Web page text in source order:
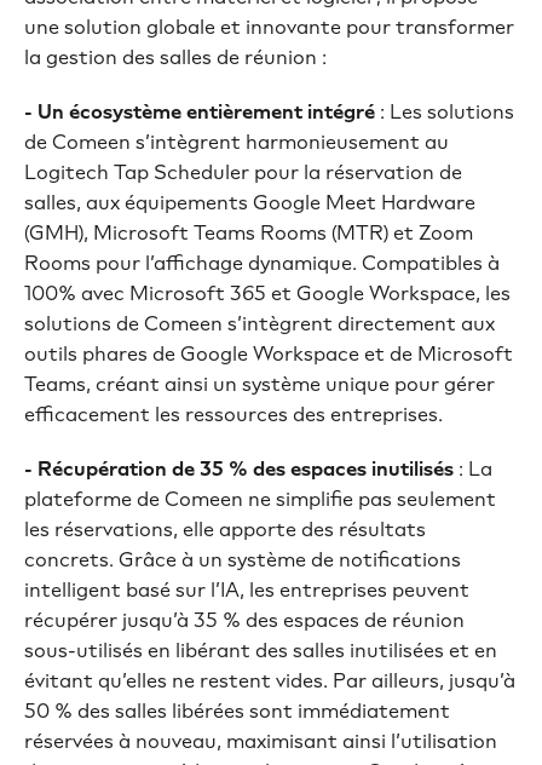
une solution globale et innovante pour transformer
la gestion des salles de réunion :
- Un écosystème entièrement intégré : Les solutions
de Comeen s’intègrent harmonieusement au
Logitech Tap Scheduler pour la réservation de
salles, aux équipements Google Meet Hardware
(GMH), Microsoft Teams Rooms (MTR) et Zoom
Rooms pour l’affichage dynamique. Compatibles à
100% avec Microsoft 365 et Google Workspace, les
solutions de Comeen s’intègrent directement aux
outils phares de Google Workspace et de Microsoft
Teams, créant ainsi un système unique pour gérer
efficacement les ressources des entreprises.
- Récupération de 35 % des espaces inutilisés : La
plateforme de Comeen ne simplifie pas seulement
les réservations, elle apporte des résultats
concrets. Grâce à un système de notifications
intelligent basé sur l’IA, les entreprises peuvent
récupérer jusqu’à 35 % des espaces de réunion
sous-utilisés en libérant des salles inutilisées et en
évitant qu’elles ne restent vides. Par ailleurs, jusqu’à
50 % des salles libérées sont immédiatement
réservées à nouveau, maximisant ainsi l’utilisation